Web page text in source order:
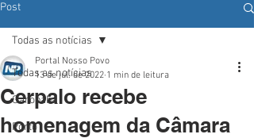
Post
Todas as notícias
Garopaba
Porto
Todas as notícias
Cerpalo recebe
homenagem da Câmara
Portal Nosso Povo
13 de jul. de 2022 1 min de leitura